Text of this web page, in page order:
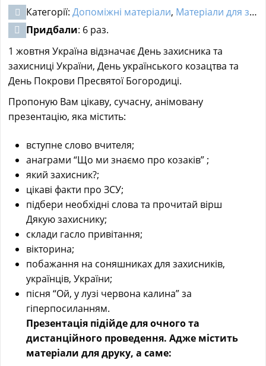
Категорії: Допоміжні матеріали, Матеріали для заходів
Придбали: 6 раз.
1 жовтня Україна відзначає День захисника та
захисниці України, День українського козацтва та
День Покрови Пресвятої Богородиці.
Пропоную Вам цікаву, сучасну, анімовану
презентацію, яка містить:
вступне слово вчителя;
анаграми “Що ми знаємо про козаків” ;
який захисник?;
цікаві факти про ЗСУ;
підбери необхідні слова та прочитай вірш
Дякую захиснику;
склади гасло привітання;
вікторина;
побажання на соняшниках для захисників,
українців, України;
пісня “Ой, у лузі червона калина” за
гіперпосиланням.
Презентація підійде для очного та
дистанційного проведення. Адже містить
матеріали для друку, а саме: